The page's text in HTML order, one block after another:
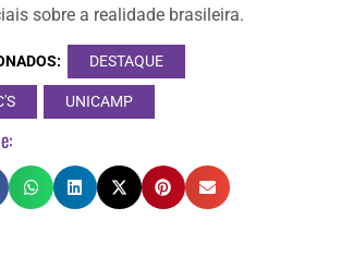
sobre a realidade brasileira.
DESTAQUE
UNICAMP